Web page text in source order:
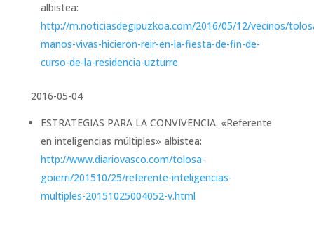
albistea:
http://m.noticiasdegipuzkoa.com/2016/05/12/vecinos/
manos-vivas-hicieron-reir-en-la-fiesta-de-fin-de-
curso-de-la-residencia-uzturre
2016-05-04
ESTRATEGIAS PARA LA CONVIVENCIA. «Referente
en inteligencias múltiples» albistea:
http://www.diariovasco.com/tolosa-
goierri/201510/25/referente-inteligencias-
multiples-20151025004052-v.html